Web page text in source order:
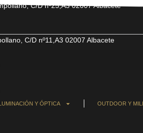
C/D nº25,A3 02007 Albacete
C/D nº11,A3 02007 Albacete
Y ÓPTICA OUTDOOR Y